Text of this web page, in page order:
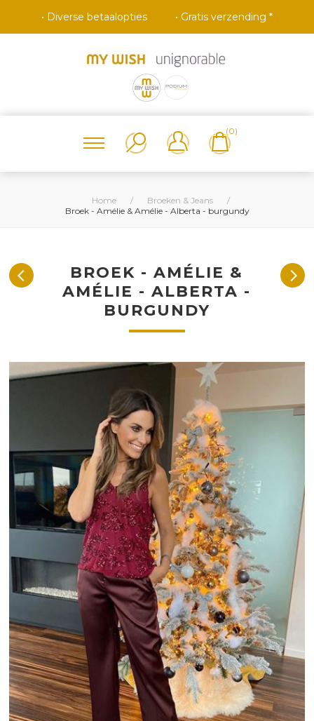
• Diverse betaalopties • Gratis verzending *
(0)
Home / Broeken & Jeans
/
Broek - Amélie & Amélie - Alberta - burgundy
BROEK - AMÉLIE &
AMÉLIE - ALBERTA -
BURGUNDY